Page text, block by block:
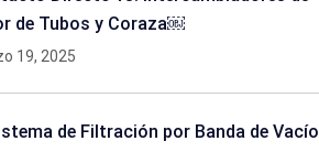
de Tubos y Coraza￼
19, 2025
de Filtración por Banda de Vacío